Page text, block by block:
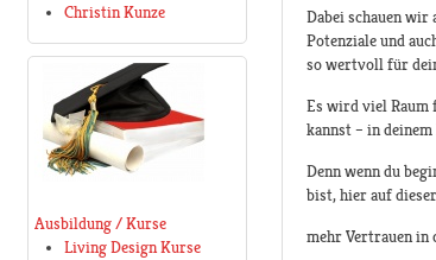
Dabei schauen wir
Potenziale und
so wertvoll für
Es wird viel Raum
kannst – in
Denn wenn du
bist, hier auf
mehr Vertrauen in
Christin Kunze
Ausbildung / Kurse
Living Design Kurse